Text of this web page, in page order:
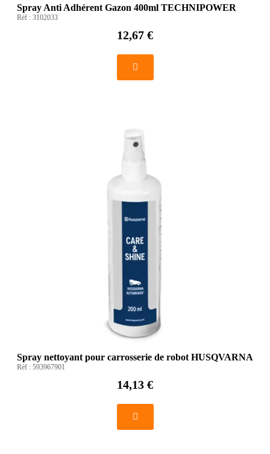
Spray Anti Adhérent Gazon 400ml TECHNIPOWER
Réf : 3102033
12,67 €
Spray nettoyant pour carrosserie de robot HUSQVARNA
Réf : 593967901
14,13 €